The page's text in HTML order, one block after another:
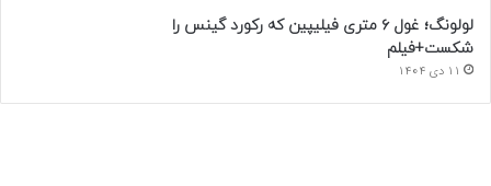
لولونگ؛ غول ۶ متری فیلیپین که رکورد گینس را
شکست+فیلم
11 دی 1404